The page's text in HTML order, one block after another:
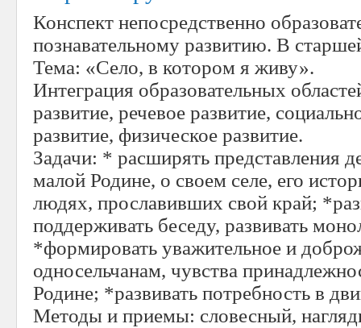
Конспект непосредственно
познавательному развитию. В
Тема: «Село, в котором я живу».
Интеграция образовательных
развитие, речевое развитие,
развитие, физическое развитие.
Задачи: * расширять представления
малой Родине, о своем селе, его
людях, прославивших свой край;
поддерживать беседу, развивать
*формировать уважительное и
односельчанам, чувства
Родине; *развивать потребность в
Методы и приемы: словесный,